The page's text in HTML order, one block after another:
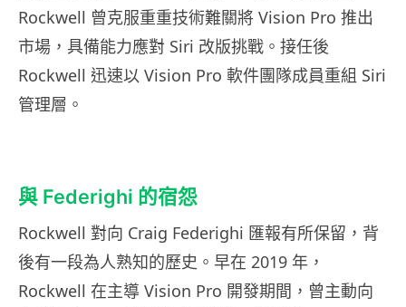
Rockwell 曾克服重重技術難關將 Vision Pro 推出
市場，具備能力應對 Siri 改版挑戰。接任後
Rockwell 迅速以 Vision Pro 軟件團隊成員重組 Siri
管理層。
與 Federighi 的宿怨
Rockwell 對向 Craig Federighi 匯報有所保留，背
後有一段為人熟知的歷史。早在 2019 年，
Rockwell 在主導 Vision Pro 開發期間，曾主動向